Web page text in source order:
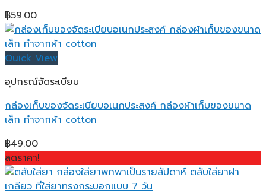
฿59.00
Quick View
อุปกรณ์จัดระเบียบ
กล่องเก็บของจัดระเบียบอเนกประสงค์ กล่องผ้าเก็บของขนาด
เล็ก ทำจากผ้า cotton
฿49.00
ลดราคา!